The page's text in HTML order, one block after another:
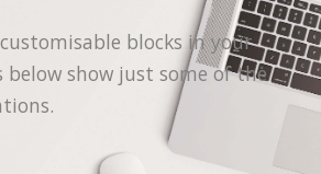
blocks in your
below show just some of the